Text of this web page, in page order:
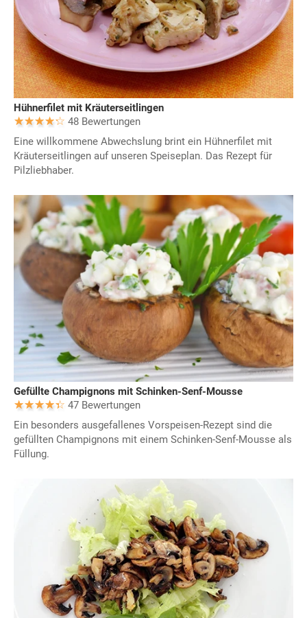
Hühnerfilet mit Kräuterseitlingen
48 Bewertungen
Eine willkommene Abwechslung brint ein Hühnerfilet mit
Kräuterseitlingen auf unseren Speiseplan. Das Rezept für
Pilzliebhaber.
Gefüllte Champignons mit Schinken-Senf-Mousse
47 Bewertungen
Ein besonders ausgefallenes Vorspeisen-Rezept sind die
gefüllten Champignons mit einem Schinken-Senf-Mousse als
Füllung.